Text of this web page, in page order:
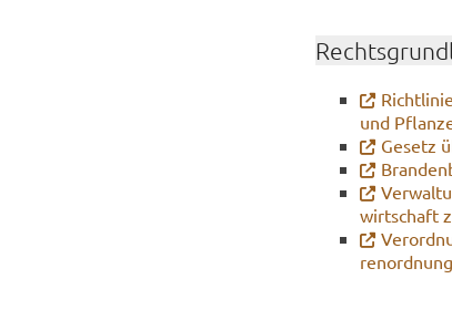
und
Ge­setz
wirt­schaft